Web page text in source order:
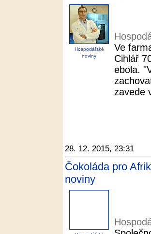
Hospodářské
noviny
Ve
Cihlář
ebola.
zavede
28. 12. 2015, 23:31
Čokoláda pro
noviny